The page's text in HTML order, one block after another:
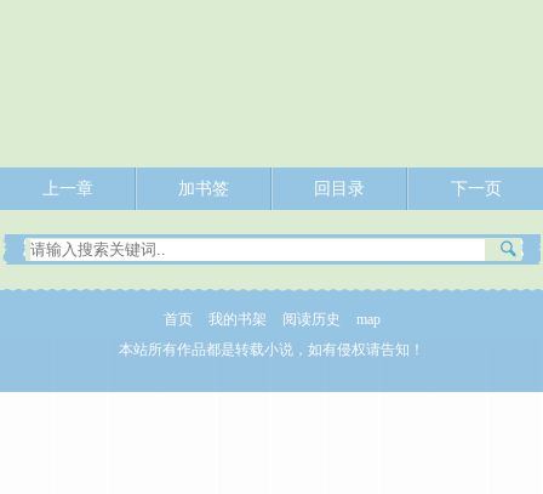
上一章 加书签 回目录 下一页
首页 我的书架 阅读历史
map
本站所有作品都是转载小说，如有侵权请告知！